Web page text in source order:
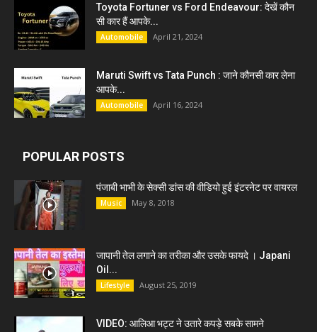
Toyota Fortuner vs Ford Endeavour: देखें कौन
सी कार हैं आपके...
Automobile April 21, 2024
Maruti Swift vs Tata Punch : जाने कौनसी कार लेना
आपके...
Automobile April 16, 2024
POPULAR POSTS
पंजाबी भाभी के सेक्सी डांस की वीडियो हुई इंटरनेट पर वायरल
Music May 8, 2018
जापानी तेल लगाने का तरीका और उसके फायदे । Japani
Oil...
Lifestyle August 25, 2019
VIDEO: आलिआ भट्ट ने उतारे कपड़े सबके सामने